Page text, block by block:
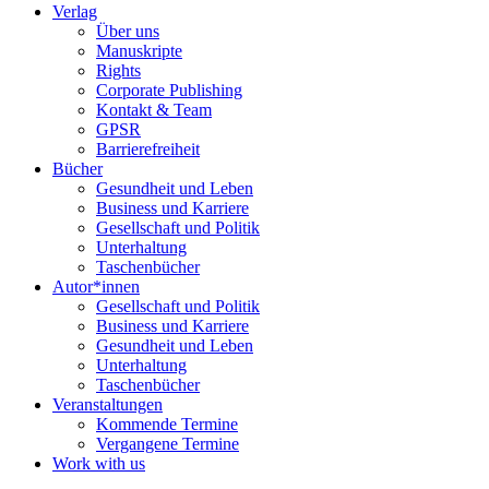
Verlag
Über uns
Manuskripte
Rights
Corporate Publishing
Kontakt & Team
GPSR
Barrierefreiheit
Bücher
Gesundheit und Leben
Business und Karriere
Gesellschaft und Politik
Unterhaltung
Taschenbücher
Autor*innen
Gesellschaft und Politik
Business und Karriere
Gesundheit und Leben
Unterhaltung
Taschenbücher
Veranstaltungen
Kommende Termine
Vergangene Termine
Work with us